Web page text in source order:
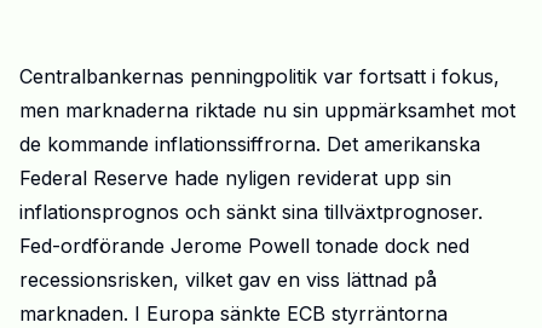
Centralbankernas penningpolitik var fortsatt i fokus,
men marknaderna riktade nu sin uppmärksamhet mot
de kommande inflationssiffrorna. Det amerikanska
Federal Reserve hade nyligen reviderat upp sin
inflationsprognos och sänkt sina tillväxtprognoser.
Fed-ordförande Jerome Powell tonade dock ned
recessionsrisken, vilket gav en viss lättnad på
marknaden. I Europa sänkte ECB styrräntorna